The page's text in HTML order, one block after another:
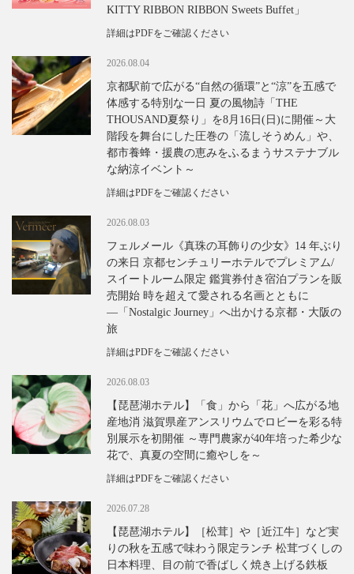
KITTY RIBBON RIBBON Sweets Buffet」
詳細はPDFをご確認ください
2026.08.04
京都駅前で広がる“自然の循環”と“涼”を五感で
体感する特別な一日 夏の風物詩「THE
THOUSAND夏祭り」を8月16日(日)に開催～大
階段を舞台にした圧巻の「流しそうめん」や、
都市養蜂・援農の恵みをふるまうサステナブル
な納涼イベント～
詳細はPDFをご確認ください
2026.08.03
フェルメール《真珠の耳飾りの少女》14 年ぶり
の来日 京都センチュリーホテルでプレミアム/
スイートルーム限定 鑑賞券付き宿泊プランを販
売開始 時を超えて愛される名画とともに
―「Nostalgic Journey」へ出かける京都・大阪の
旅
詳細はPDFをご確認ください
2026.08.03
【琵琶湖ホテル】「食」から「花」へ広がる地
産地消 滋賀県産アンスリウムでロビーを彩る特
別展示を初開催 ～専門農家が40年培った希少な
花で、真夏の空間に癒やしを～
詳細はPDFをご確認ください
2026.07.28
【琵琶湖ホテル】［松茸］や［近江牛］など実
りの秋を五感で味わう限定ランチ 松茸づくしの
日本料理、目の前で香ばしく焼き上げる鉄板